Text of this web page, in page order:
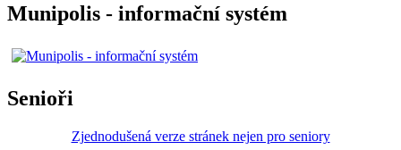
Munipolis - informační systém
Senioři
Zjednodušená verze stránek nejen pro seniory